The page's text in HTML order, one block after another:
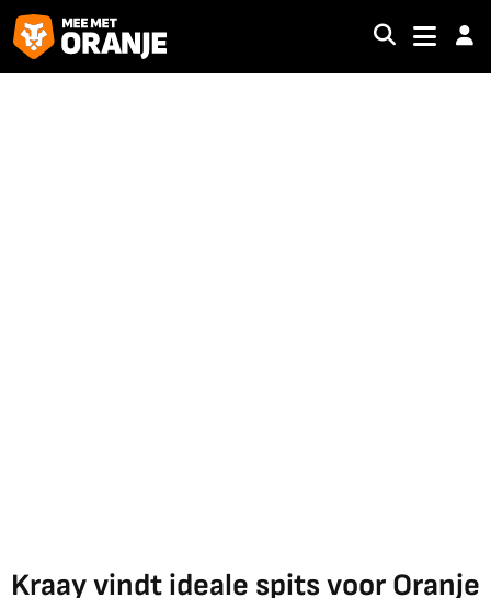
Kraay vindt ideale spits voor Oranje